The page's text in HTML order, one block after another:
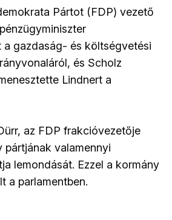
Pártot (FDP) vezető
a gazdaság- és költségvetési
és Scholz
Lindnert a
az FDP frakcióvezetője
pártjának valamennyi
lemondását. Ezzel a kormány
a parlamentben.